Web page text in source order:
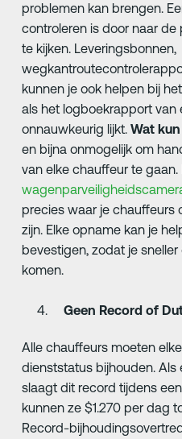
problemen kan brengen.
controleren is door naar
te kijken. Leveringsbonnen,
kunnen je ook helpen bij
als het logboekrapport van
onnauwkeurig lijkt. Wat
en bijna onmogelijk om
van elke chauffeur te
precies waar je chauffeurs
zijn. Elke opname kan je
bevestigen, zodat je
komen.
Geen Record of
Alle chauffeurs moeten
dienststatus bijhouden. Als
slaagt dit record tijdens
kunnen ze $1.270 per dag
Record-